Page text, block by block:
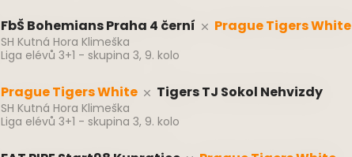
FbŠ Bohemians Praha 4 černí Prague Tigers White
SH Kutná Hora Klimeška
Liga elévů 3+1 - skupina 3, 9. kolo
Prague Tigers White Tigers TJ Sokol Nehvizdy
SH Kutná Hora Klimeška
Liga elévů 3+1 - skupina 3, 9. kolo